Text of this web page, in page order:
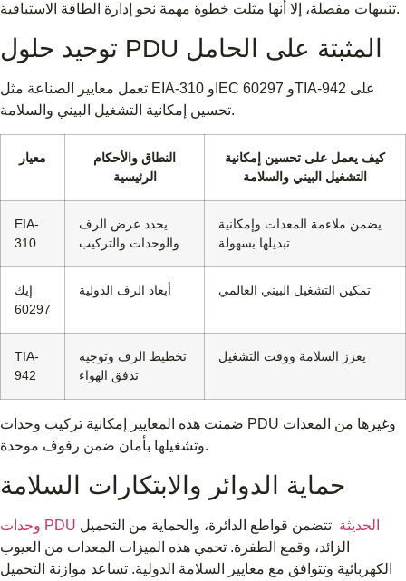
تنبيهات مفصلة، ​​إلا أنها مثلت خطوة مهمة نحو إدارة الطاقة الاستباقية.
تعمل معايير الصناعة مثل EIA-310 وIEC 60297 وTIA-942 على
تحسين إمكانية التشغيل البيني والسلامة.
معيار
النطاق والأحكام
الرئيسية
كيف يعمل على تحسين إمكانية
التشغيل البيني والسلامة
EIA-
310
يحدد عرض الرف
والوحدات والتركيب
يضمن ملاءمة المعدات وإمكانية
تبديلها بسهولة
إيك
60297
أبعاد الرف الدولية تمكين التشغيل البيني العالمي
TIA-
942
تخطيط الرف وتوجيه
تدفق الهواء
يعزز السلامة ووقت التشغيل
ضمنت هذه المعايير إمكانية تركيب وحدات PDU وغيرها من المعدات
وتشغيلها بأمان ضمن رفوف موحدة.
حماية الدوائر والابتكارات السلامة
وحدات PDU الحديثة تتضمن قواطع الدائرة، والحماية من التحميل
الزائد، وقمع الطفرة. تحمي هذه الميزات المعدات من العيوب
الكهربائية وتتوافق مع معايير السلامة الدولية. تساعد موازنة التحميل